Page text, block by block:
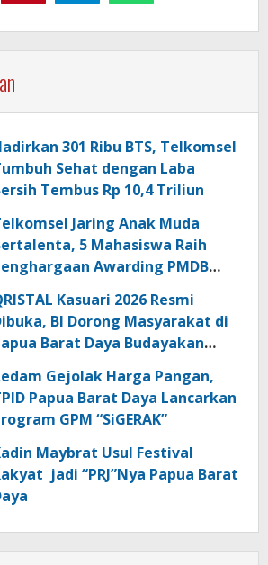
301 Ribu BTS, Telkomsel
Sehat dengan Laba
Tembus Rp 10,4 Triliun
Jaring Anak Muda
5 Mahasiswa Raih
Awarding PMDB
Kasuari 2026 Resmi
BI Dorong Masyarakat di
Barat Daya Budayakan
Gejolak Harga Pangan,
Papua Barat Daya Lancarkan
GPM “SiGERAK”
Maybrat Usul Festival
jadi “PRJ”Nya Papua Barat